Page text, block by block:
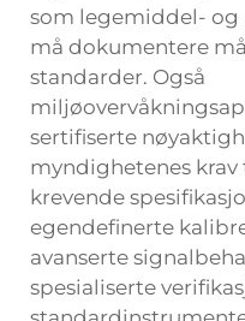
som legemiddel-
må dokumentere
standarder. Også
sertifiserte
myndighetenes
krevende
egendefinerte
avanserte
spesialiserte